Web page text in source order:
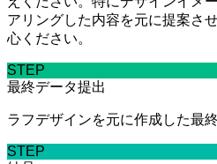
アリングした内容を元に提案さ
心ください。
STEP
最終データ提出
ラフデザインを元に作成した最
STEP